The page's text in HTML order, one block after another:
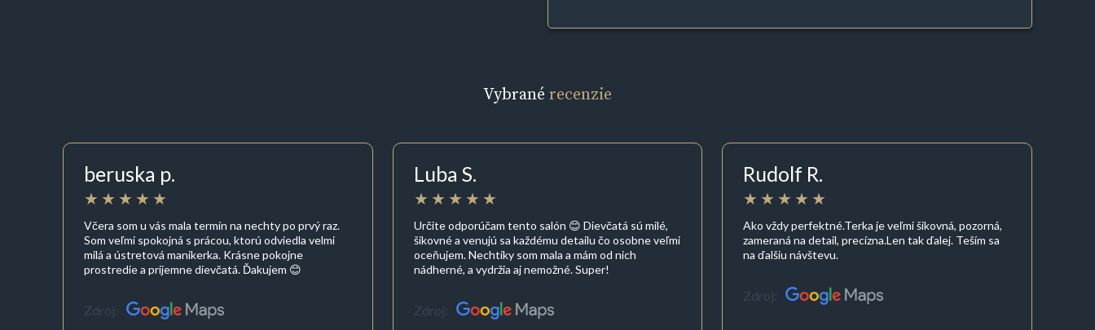
Vybrané recenzie
beruska p.
Včera som u vás mala termín na nechty po prvý raz.
Som veľmi spokojná s prácou, ktorú odviedla velmi
milá a ústretová manikerka. Krásne pokojne
prostredie a prijemne dievčatá. Ďakujem 😊
Zdroj:
Luba S.
Určite odporúčam tento salón 😊 Dievčatá sú milé,
šikovné a venujú sa každému detailu čo osobne veľmi
oceňujem. Nechtíky som mala a mám od nich
nádherné, a vydržia aj nemožné. Super!
Zdroj:
Rudolf R.
Ako vždy perfektné.Terka je veľmi šikovná, pozorná,
zameraná na detail, precízna.Len tak ďalej. Teším sa
na ďalšiu návštevu.
Zdroj: